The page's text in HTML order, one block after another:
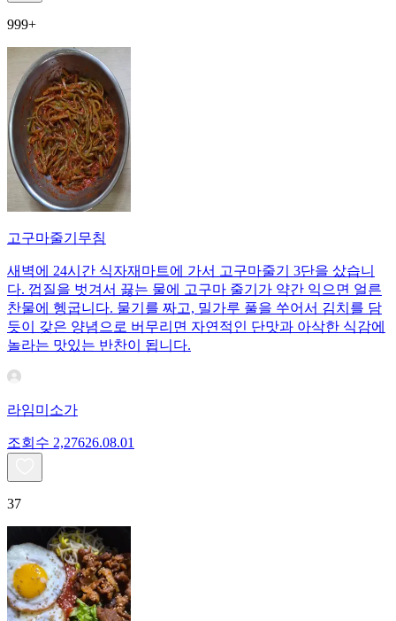
999+
고구마줄기무침
새벽에 24시간 식자재마트에 가서 고구마줄기 3단을 샀습니
다. 껍질을 벗겨서 끓는 물에 고구마 줄기가 약간 익으면 얼른
찬물에 헹굽니다. 물기를 짜고, 밀가루 풀을 쑤어서 김치를 담
듯이 갖은 양념으로 버무리면 자연적인 단맛과 아삭한 식감에
놀라는 맛있는 반찬이 됩니다.
라임미소가
조회수 2,27626.08.01
37